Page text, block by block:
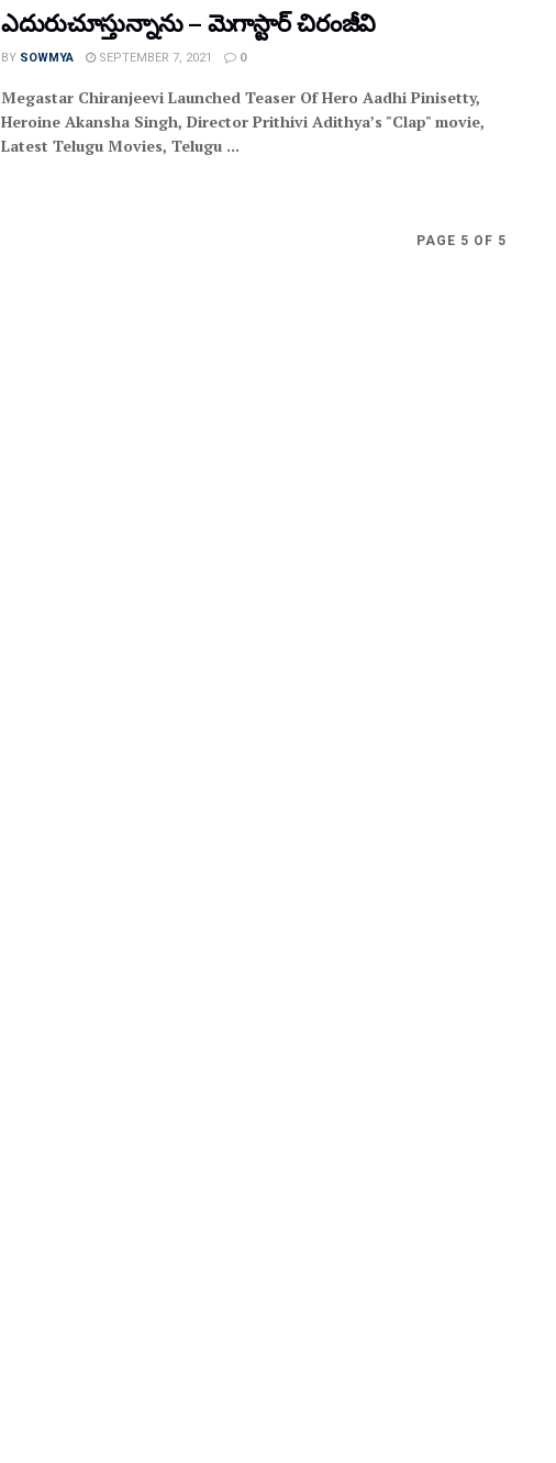
ఎదురుచూస్తున్నాను – మెగాస్టార్ చిరంజీవి
BY SOWMYA SEPTEMBER 7, 2021 0
Megastar Chiranjeevi Launched Teaser Of Hero Aadhi Pinisetty,
Heroine Akansha Singh, Director Prithivi Adithya’s "Clap" movie,
Latest Telugu Movies, Telugu ...
PAGE 5 OF 5